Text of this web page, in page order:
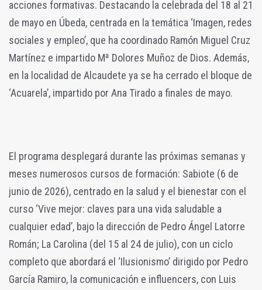
acciones formativas. Destacando la celebrada del 18 al 21
de mayo en Úbeda, centrada en la temática ‘Imagen, redes
sociales y empleo’, que ha coordinado Ramón Miguel Cruz
Martínez e impartido Mª Dolores Muñoz de Dios. Además,
en la localidad de Alcaudete ya se ha cerrado el bloque de
‘Acuarela’, impartido por Ana Tirado a finales de mayo.
El programa desplegará durante las próximas semanas y
meses numerosos cursos de formación: Sabiote (6 de
junio de 2026), centrado en la salud y el bienestar con el
curso ‘Vive mejor: claves para una vida saludable a
cualquier edad’, bajo la dirección de Pedro Ángel Latorre
Román; La Carolina (del 15 al 24 de julio), con un ciclo
completo que abordará el ‘Ilusionismo’ dirigido por Pedro
García Ramiro, la comunicación e influencers, con Luis